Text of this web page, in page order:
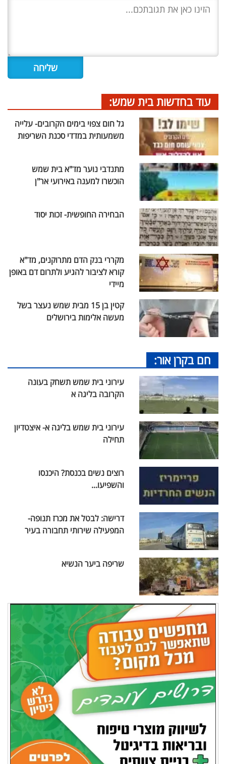
עוד בחדשות בית שמש:
גל חום צפוי בימים הקרובים- עלייה
משמעותית במדדי סכנת השריפות
מתנדבי נוער מד"א בית שמש
הוכשרו למענה באירועי אר"ן
הבחירה החופשית- זכות יסוד
מקררי בנק הדם מתרוקנים, מד"א
קורא לציבור להגיע ולתרום דם באופן
מיידי
קטין בן 15 מבית שמש נעצר בשל
מעשה אלימות בירושלים
חם בקרן אור:
עירוני בית שמש תשחק בעונה
הקרובה בליגה א
עירוני בית שמש בליגה א- איצטדיון
תחילה
רוצים נשים בכנסת? היכנסו
והשפיעו...
דרישה: לבטל את מכרז תנופה-
המפעילה שירותי תחבורה בעיר
שריפה ביער הנשיא